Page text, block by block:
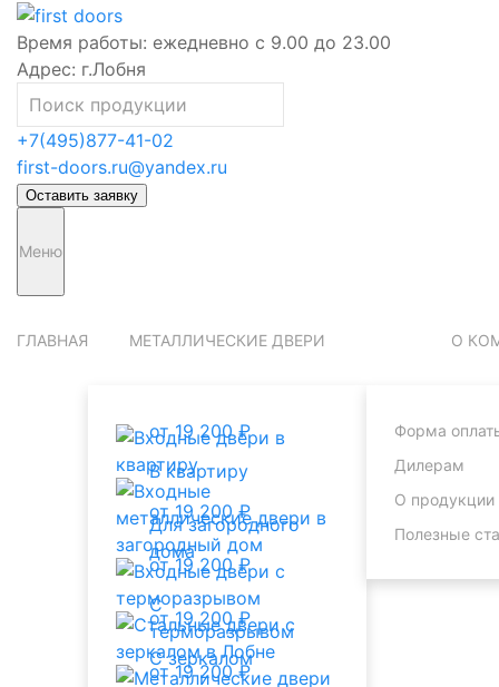
Время работы: ежедневно с 9.00 до 23.00
Адрес: г.Лобня
+7(495)877-41-02
first-doors.ru@yandex.ru
Оставить заявку
Меню
ГЛАВНАЯ МЕТАЛЛИЧЕСКИЕ ДВЕРИ
В квартиру
от 19 200 ₽
Для загородного
дома
от 19 200 ₽
С
терморазрывом
от 19 200 ₽
С зеркалом
от 19 200 ₽
от 19 200 ₽
О
Форма
Дилерам
О продукции
Полезные